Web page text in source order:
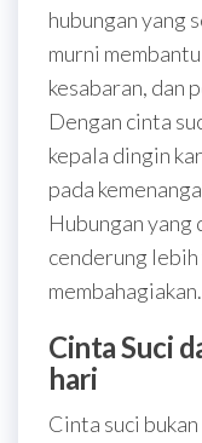
hubungan yang
murni
kesabaran, dan
Dengan cinta
kepala dingin
pada
Hubungan yang
cenderung lebih
membahagiakan.
Cinta Suci
hari
Cinta suci